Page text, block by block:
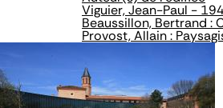
Viguier, Jean-Paul -
Beaussillon, Bertrand :
Provost, Allain :